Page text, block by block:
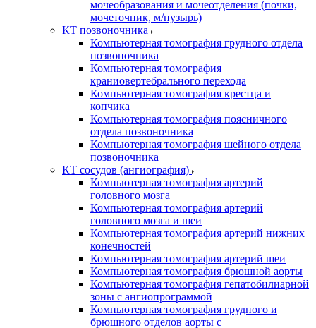
мочеобразования и мочеотделения (почки,
мочеточник, м/пузырь)
КТ позвоночника
Компьютерная томография грудного отдела
позвоночника
Компьютерная томография
краниовертебрального перехода
Компьютерная томография крестца и
копчика
Компьютерная томография поясничного
отдела позвоночника
Компьютерная томография шейного отдела
позвоночника
КТ сосудов (ангиография)
Компьютерная томография артерий
головного мозга
Компьютерная томография артерий
головного мозга и шеи
Компьютерная томография артерий нижних
конечностей
Компьютерная томография артерий шеи
Компьютерная томография брюшной аорты
Компьютерная томография гепатобилиарной
зоны с ангиопрограммой
Компьютерная томография грудного и
брюшного отделов аорты с